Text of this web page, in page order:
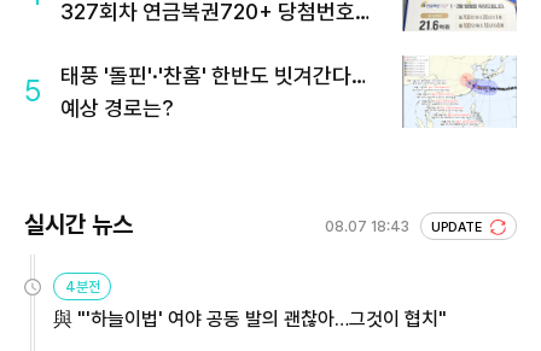
327회차 연금복권720+ 당첨번호조
5
태풍 '돌핀'·'찬홈' 한반도 빗겨간다…
예상 경로는?
실시간 뉴스 08.07 18:43 UPDATE
4분전
與 "'하늘이법' 여야 공동 발의 괜찮아…그것이 협치"